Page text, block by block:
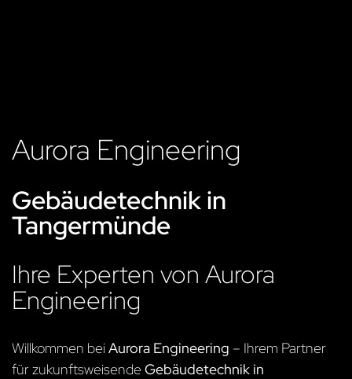
Aurora Engineering
Gebäudetechnik in
Tangermünde
Ihre Experten von Aurora
Engineering
Willkommen beiAurora Engineering – Ihrem Partner
für zukunftsweisendeGebäudetechnik in